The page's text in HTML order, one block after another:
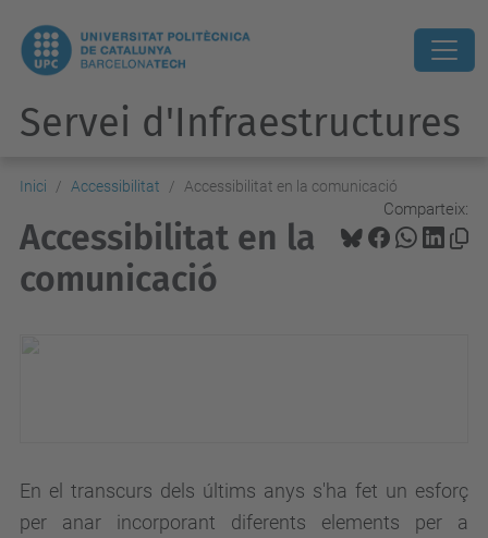
Servei d'Infraestructures
Inici Accessibilitat Accessibilitat en la comunicació
Comparteix:
Accessibilitat en la
comunicació
En el transcurs dels últims anys s'ha fet un esforç
per anar incorporant diferents elements per a